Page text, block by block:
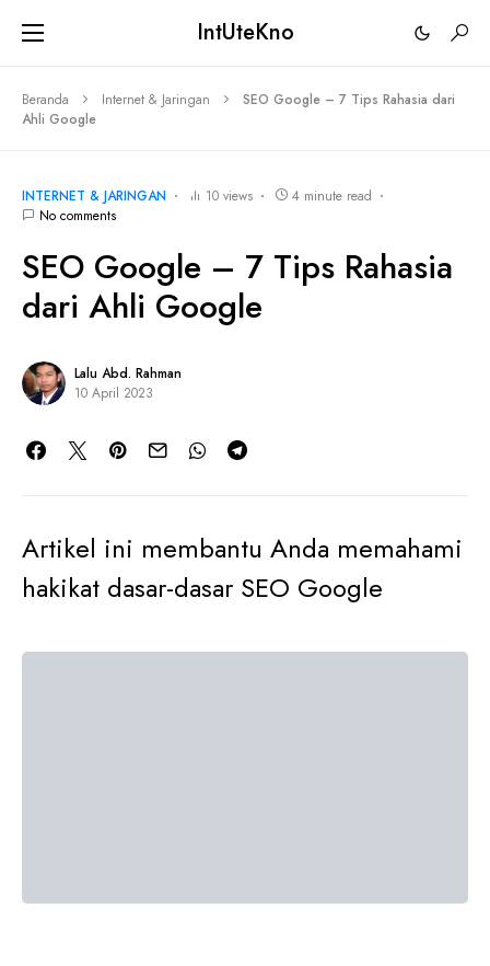
IntUteKno
Beranda Internet & Jaringan
SEO Google – 7 Tips Rahasia dari
Ahli Google
INTERNET & JARINGAN 10 views
4 minute read
No comments
SEO Google – 7 Tips Rahasia
dari Ahli Google
Lalu Abd. Rahman
10 April 2023
Artikel ini membantu Anda memahami
hakikat dasar-dasar SEO Google